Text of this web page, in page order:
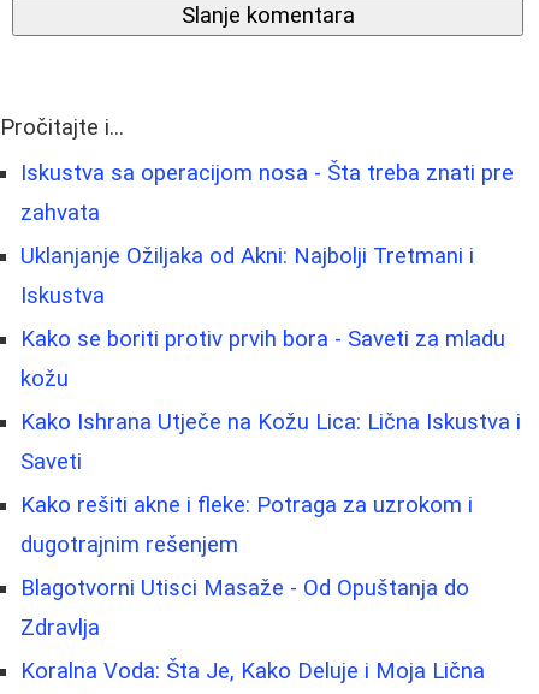
Slanje komentara
Pročitajte i...
Iskustva sa operacijom nosa - Šta treba znati pre
zahvata
Uklanjanje Ožiljaka od Akni: Najbolji Tretmani i
Iskustva
Kako se boriti protiv prvih bora - Saveti za mladu
kožu
Kako Ishrana Utječe na Kožu Lica: Lična Iskustva i
Saveti
Kako rešiti akne i fleke: Potraga za uzrokom i
dugotrajnim rešenjem
Blagotvorni Utisci Masaže - Od Opuštanja do
Zdravlja
Koralna Voda: Šta Je, Kako Deluje i Moja Lična